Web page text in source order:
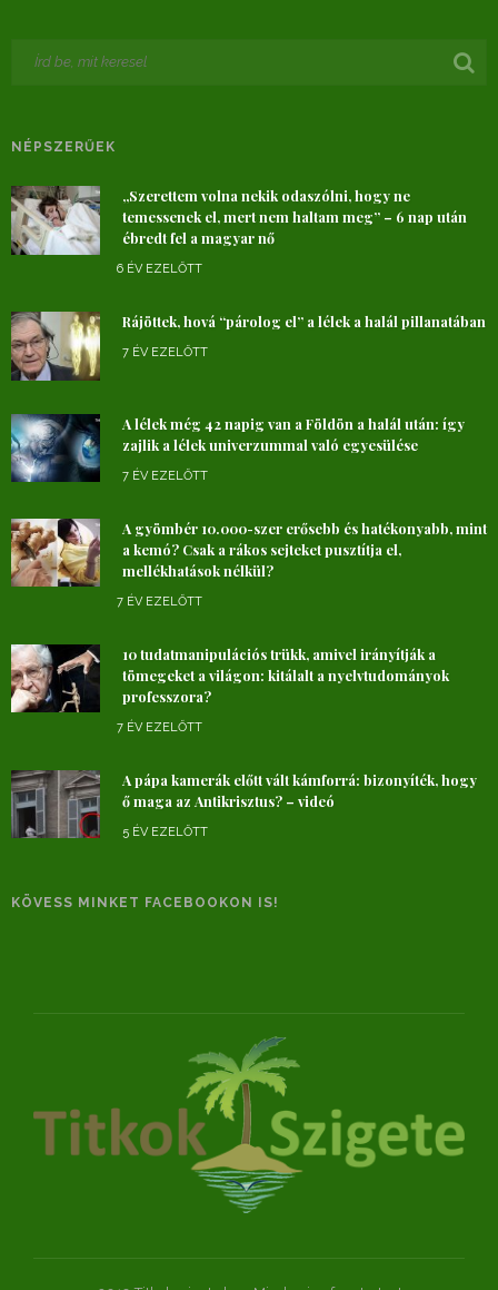
NÉPSZERŰEK
„Szerettem volna nekik odaszólni, hogy ne
temessenek el, mert nem haltam meg” – 6 nap után
ébredt fel a magyar nő
6 ÉV EZELŐTT
Rájöttek, hová “párolog el” a lélek a halál pillanatában
7 ÉV EZELŐTT
A lélek még 42 napig van a Földön a halál után: így
zajlik a lélek univerzummal való egyesülése
7 ÉV EZELŐTT
A gyömbér 10.000-szer erősebb és hatékonyabb, mint
a kemó? Csak a rákos sejteket pusztítja el,
mellékhatások nélkül?
7 ÉV EZELŐTT
10 tudatmanipulációs trükk, amivel irányítják a
tömegeket a világon: kitálalt a nyelvtudományok
professzora?
7 ÉV EZELŐTT
A pápa kamerák előtt vált kámforrá: bizonyíték, hogy
ő maga az Antikrisztus? – videó
5 ÉV EZELŐTT
KÖVESS MINKET FACEBOOKON IS!